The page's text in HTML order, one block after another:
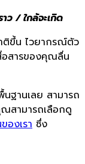
/ ใกล้จะเกิด
ติขึ้น ไวยากรณ์ตัว
สารของคุณลื่น
ฐานเลย สามารถ
สามารถเลือกดู
องเรา ซึ่ง